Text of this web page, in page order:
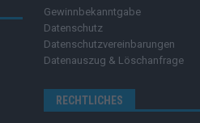
Gewinnbekanntgabe
Datenschutz
Datenschutzvereinbarungen
Datenauszug & Löschanfrage
RECHTLICHES